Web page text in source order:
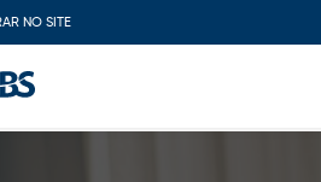
NO SITE